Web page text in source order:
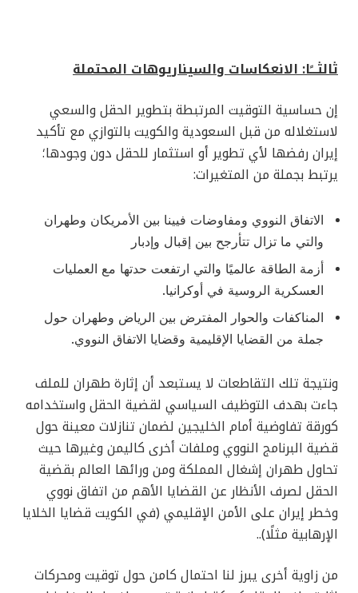
ثالثـــًا: الانعكاسات والسيناريوهات المحتملة
إن حساسية التوقيت المرتبطة بتطوير الحقل والسعي
لاستغلاله من قبل السعودية والكويت بالتوازي مع تأكيد
إيران رفضها لأي تطوير أو استثمار للحقل دون وجودها؛
يرتبط بجملة من المتغيرات:
الاتفاق النووي ومفاوضات فيينا بين الأمريكان وطهران
والتي ما تزال تتأرجح بين إقبال وإدبار
أزمة الطاقة عالميًا والتي ارتفعت حدتها مع العمليات
العسكرية الروسية في أوكرانيا.
المناكفات والحوار المفترض بين الرياض وطهران حول
جملة من القضايا الإقليمية وقضايا الاتفاق النووي.
ونتيجة تلك التقاطعات لا يستبعد أن إثارة طهران للملف
جاءت بهدف التوظيف السياسي لقضية الحقل واستخدامه
كورقة تفاوضية أمام الخليجين لضمان تنازلات معينة حول
قضية البرنامج النووي وملفات أخرى كاليمن وغيرها حيث
تحاول طهران إشغال المملكة ومن ورائها العالم بقضية
الحقل لصرف الأنظار عن القضايا الأهم من اتفاق نووي
وخطر إيران على الأمن الإقليمي (في الكويت قضايا الخلايا
الإرهابية مثلًا)..
من زاوية أخرى يبرز لنا احتمال كامن حول توقيت ومحركات